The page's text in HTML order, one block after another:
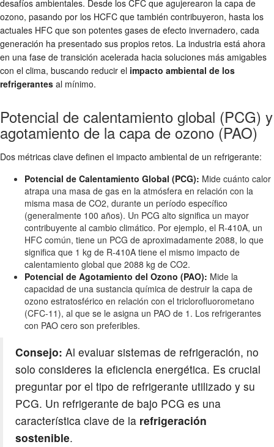
desafíos ambientales. Desde los CFC que agujerearon la capa de
ozono, pasando por los HCFC que también contribuyeron, hasta los
actuales HFC que son potentes gases de efecto invernadero, cada
generación ha presentado sus propios retos. La industria está ahora
en una fase de transición acelerada hacia soluciones más amigables
con el clima, buscando reducir el impacto ambiental de los
refrigerantes al mínimo.
Potencial de calentamiento global (PCG) y
agotamiento de la capa de ozono (PAO)
Dos métricas clave definen el impacto ambiental de un refrigerante:
Potencial de Calentamiento Global (PCG): Mide cuánto calor
atrapa una masa de gas en la atmósfera en relación con la
misma masa de CO2, durante un período específico
(generalmente 100 años). Un PCG alto significa un mayor
contribuyente al cambio climático. Por ejemplo, el R-410A, un
HFC común, tiene un PCG de aproximadamente 2088, lo que
significa que 1 kg de R-410A tiene el mismo impacto de
calentamiento global que 2088 kg de CO2.
Potencial de Agotamiento del Ozono (PAO): Mide la
capacidad de una sustancia química de destruir la capa de
ozono estratosférico en relación con el triclorofluorometano
(CFC-11), al que se le asigna un PAO de 1. Los refrigerantes
con PAO cero son preferibles.
Consejo: Al evaluar sistemas de refrigeración, no
solo consideres la eficiencia energética. Es crucial
preguntar por el tipo de refrigerante utilizado y su
PCG. Un refrigerante de bajo PCG es una
característica clave de la refrigeración
sostenible.